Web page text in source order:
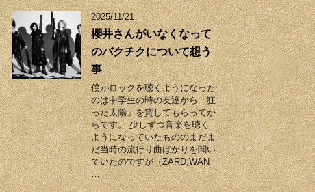
2025/11/21
櫻井さんがいなくなって
のバクチクについて想う
事
僕がロックを聴くようになった
のは中学生の時の友達から「狂
った太陽」を貸してもらってか
らです。 少しずつ音楽を聴く
ようになっていたもののまだま
だ当時の流行り曲ばかりを聞い
ていたのですが（ZARD,WAN
…